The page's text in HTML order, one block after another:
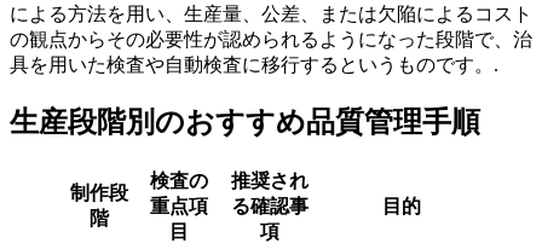
による方法を用い、生産量、公差、または欠陥によるコスト
の観点からその必要性が認められるようになった段階で、治
具を用いた検査や自動検査に移行するというものです。.
生産段階別のおすすめ品質管理手順
制作段
階
検査の
重点項
目
推奨され
る確認事
項
目的